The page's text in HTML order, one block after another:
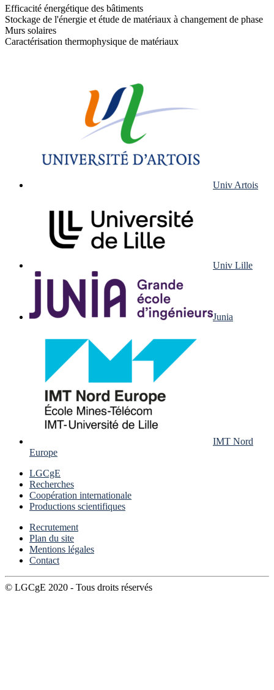
Efficacité énergétique des bâtiments
Stockage de l'énergie et étude de matériaux à changement de phase
Murs solaires
Caractérisation thermophysique de matériaux
Univ Artois
Univ Lille
Junia
IMT Nord
Europe
LGCgE
Recherches
Coopération internationale
Productions scientifiques
Recrutement
Plan du site
Mentions légales
Contact
© LGCgE 2020 - Tous droits réservés